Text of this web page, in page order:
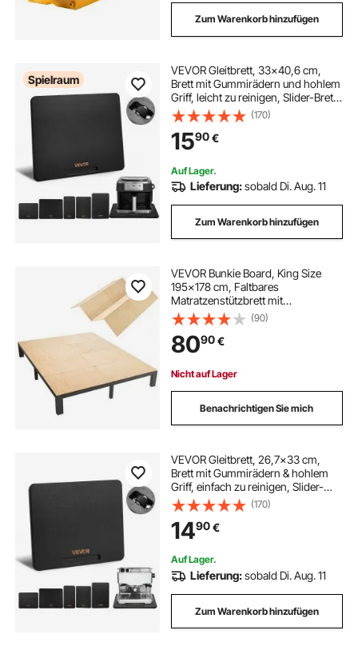
Zum Warenkorb hinzufügen
Spielraum
VEVOR Gleitbrett, 33x40,6 cm,
Brett mit Gummirädern und hohlem
Griff, leicht zu reinigen, Slider-Brett,
Geräte-Rollbrett, leicht bewegliche
Unterlage für Kaffeemaschine,
Küchenmaschine, Schwarz
(170)
1590€
Auf Lager.
Lieferung:sobald Di. Aug. 11
Zum Warenkorb hinzufügen
VEVOR Bunkie Board, King Size
195x178 cm, Faltbares
Matratzenstützbrett mit
Nylongurtband, Sperrholz,
Abgerundete Kanten, Anti-
Durchhang-Design für
Metallrahmen, Schlafsofas,
Plattform- & Etagenbetten
(90)
8090€
Nicht auf Lager
Benachrichtigen Sie mich
VEVOR Gleitbrett, 26,7x33 cm,
Brett mit Gummirädern & hohlem
Griff, einfach zu reinigen, Slider-
Brett, Geräte-Rollbrett, leicht
bewegliche Unterlage für
Kaffeemaschine, Küchenmaschine,
Schwarz
(170)
1490€
Auf Lager.
Lieferung:sobald Di. Aug. 11
Zum Warenkorb hinzufügen